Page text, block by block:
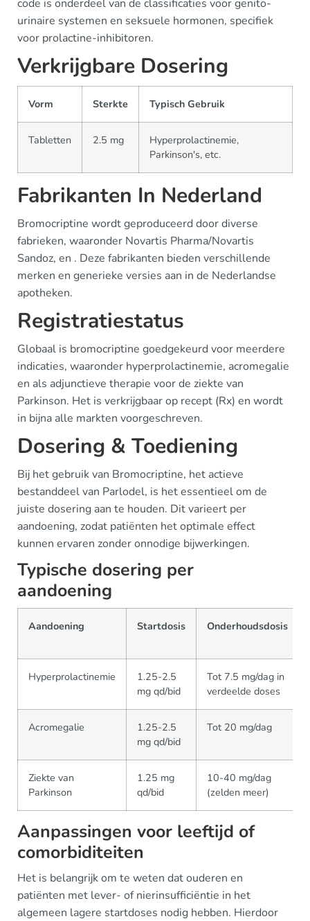
code is onderdeel van de classificaties voor genito-
urinaire systemen en seksuele hormonen, specifiek
voor prolactine-inhibitoren.
Verkrijgbare Dosering
Vorm Sterkte Typisch Gebruik
Tabletten 2.5 mg
Hyperprolactinemie,
Parkinson's, etc.
Fabrikanten In Nederland
Bromocriptine wordt geproduceerd door diverse
fabrieken, waaronder Novartis Pharma/Novartis
Sandoz, en . Deze fabrikanten bieden verschillende
merken en generieke versies aan in de Nederlandse
apotheken.
Registratiestatus
Globaal is bromocriptine goedgekeurd voor meerdere
indicaties, waaronder hyperprolactinemie, acromegalie
en als adjunctieve therapie voor de ziekte van
Parkinson. Het is verkrijgbaar op recept (Rx) en wordt
in bijna alle markten voorgeschreven.
Dosering & Toediening
Bij het gebruik van Bromocriptine, het actieve
bestanddeel van Parlodel, is het essentieel om de
juiste dosering aan te houden. Dit varieert per
aandoening, zodat patiënten het optimale effect
kunnen ervaren zonder onnodige bijwerkingen.
Typische dosering per
aandoening
Aandoening Startdosis Onderhoudsdosis
Hyperprolactinemie
1.25-2.5
mg qd/bid
Tot 7.5 mg/dag in
verdeelde doses
Acromegalie
1.25-2.5
mg qd/bid
Tot 20 mg/dag
Ziekte van
Parkinson
1.25 mg
qd/bid
10-40 mg/dag
(zelden meer)
Aanpassingen voor leeftijd of
comorbiditeiten
Het is belangrijk om te weten dat ouderen en
patiënten met lever- of nierinsufficiëntie in het
algemeen lagere startdoses nodig hebben. Hierdoor